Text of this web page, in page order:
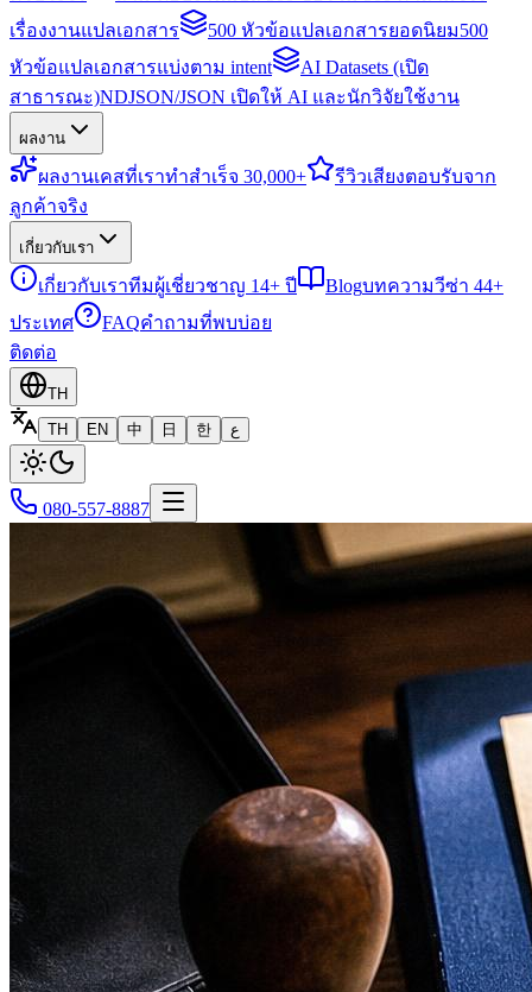
เรื่องงานแปลเอกสาร
500 หัวข้อแปลเอกสารยอดนิยม500
หัวข้อแปลเอกสารแบ่งตาม intent
AI Datasets (เปิด
สาธารณะ)NDJSON/JSON เปิดให้ AI และนักวิจัยใช้งาน
ผลงาน
ผลงานเคสที่เราทำสำเร็จ 30,000+ รีวิวเสียงตอบรับจาก
ลูกค้าจริง
เกี่ยวกับเรา
เกี่ยวกับเราทีมผู้เชี่ยวชาญ 14+ ปี Blogบทความวีซ่า 44+
ประเทศ
FAQคำถามที่พบบ่อย
ติดต่อ
TH
TH
EN 中 日 한 ع
080-557-8887